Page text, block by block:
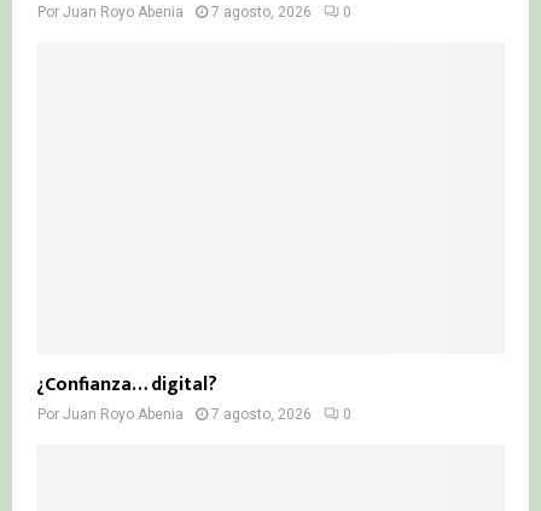
Por Juan Royo Abenia 7 agosto, 2026 0
¿Confianza… digital?
Por Juan Royo Abenia 7 agosto, 2026 0